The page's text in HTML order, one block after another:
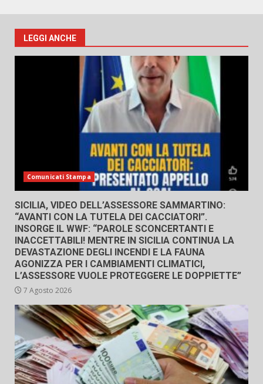
LEGGI ANCHE
Comunicati Stampa
SICILIA, VIDEO DELL’ASSESSORE SAMMARTINO:
“AVANTI CON LA TUTELA DEI CACCIATORI”.
INSORGE IL WWF: “PAROLE SCONCERTANTI E
INACCETTABILI! MENTRE IN SICILIA CONTINUA LA
DEVASTAZIONE DEGLI INCENDI E LA FAUNA
AGONIZZA PER I CAMBIAMENTI CLIMATICI,
L’ASSESSORE VUOLE PROTEGGERE LE DOPPIETTE”
7 Agosto 2026